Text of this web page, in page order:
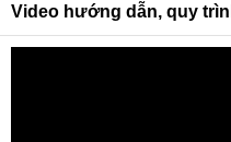
Video hướng dẫn, quy